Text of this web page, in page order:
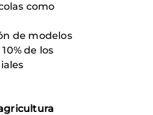
como
de modelos
de los